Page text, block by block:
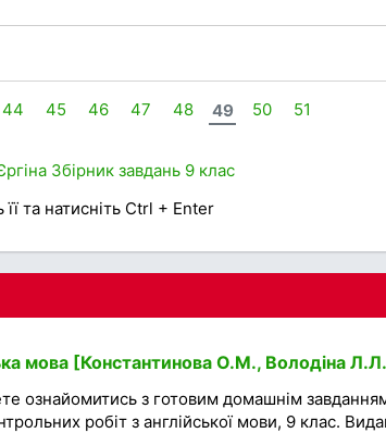
44 45 46 47 48 49 50 51
Збірник завдань 9 клас
та натисніть Ctrl + Enter
мова [Константинова О.М., Володіна
ознайомитись з готовим домашнім
робіт з англійської мови, 9 клас.